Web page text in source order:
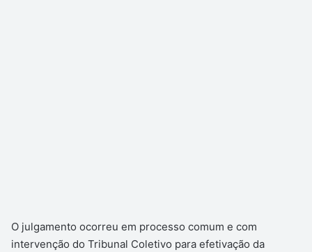
O julgamento ocorreu em processo comum e com
intervenção do Tribunal Coletivo para efetivação da